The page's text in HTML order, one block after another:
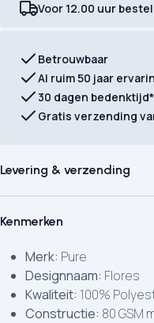
Voor 12.00 uur
Betrouwbaar
Al ruim 50 jaar
30 dagen bedenktijd*
Gratis verzending
Levering & verzending
Kenmerken
Merk: Pure
Designnaam: Flores
Kwaliteit: 100%
Constructie: 80 GSM